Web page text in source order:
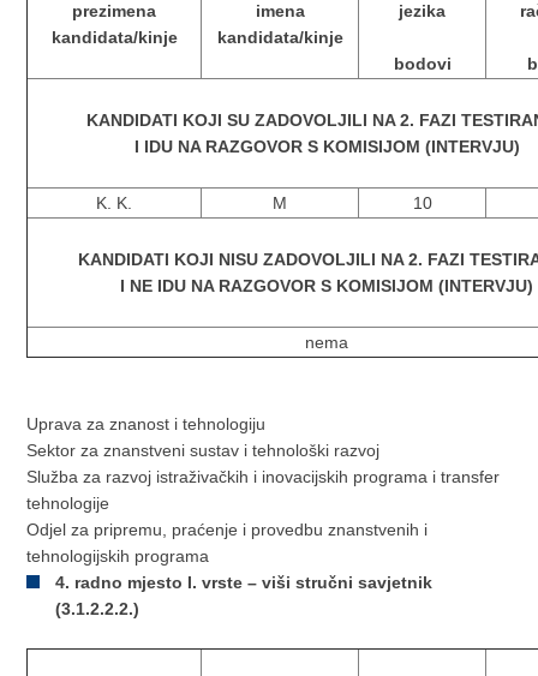
prezimena
kandidata/kinje
imena
kandidata/kinje
jezika
bodovi
KANDIDATI KOJI SU ZADOVOLJILI NA 2. FAZI
I IDU NA RAZGOVOR S KOMISIJOM (INTERVJU)
K. K. M 10
KANDIDATI KOJI NISU ZADOVOLJILI NA 2. FAZI
I NE IDU NA RAZGOVOR S KOMISIJOM (INTERVJU)
nema
Uprava za znanost i tehnologiju
Sektor za znanstveni sustav i tehnološki razvoj
Služba za razvoj istraživačkih i inovacijskih programa i transfer
tehnologije
Odjel za pripremu, praćenje i provedbu znanstvenih i
tehnologijskih programa
4. radno mjesto I. vrste – viši stručni savjetnik
(3.1.2.2.2.)